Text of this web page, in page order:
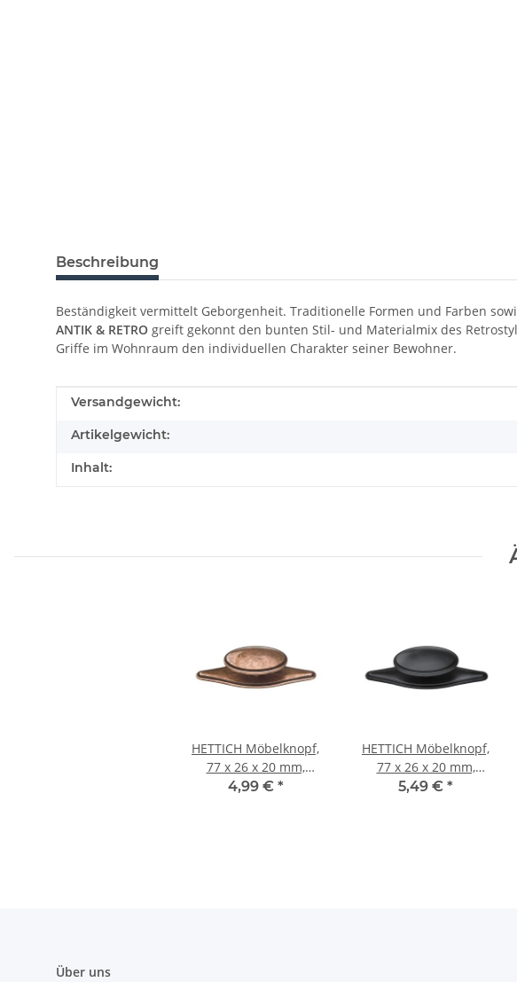
Beschreibung
Beständigkeit vermittelt Geborgenheit. Traditionelle Formen und Farben
ANTIK & RETRO greift gekonnt den bunten Stil- und Materialmix des
Griffe im Wohnraum den individuellen Charakter seiner Bewohner.
Produkteigenschaft
Wert
Versandgewicht:
Artikelgewicht:
Inhalt:
HETTICH Möbelknopf,
77 x 26 x 20 mm,
Zinkdruckguss, Kupfer
4,99 € *
HETTICH Möbelknopf,
77 x 26 x 20 mm,
Zinkdruckguss, schwarz
5,49 € *
Über uns